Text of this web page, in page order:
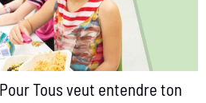
Tous veut entendre ton